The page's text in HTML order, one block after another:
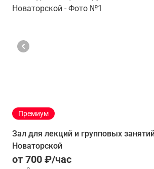
Премиум
Зал для лекций и групповых
Новаторской
от 700 ₽/час